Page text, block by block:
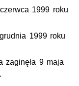
1999 roku
1999 roku
zaginęła 9 maja